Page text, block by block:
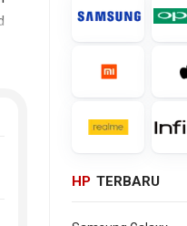
HP TERBARU